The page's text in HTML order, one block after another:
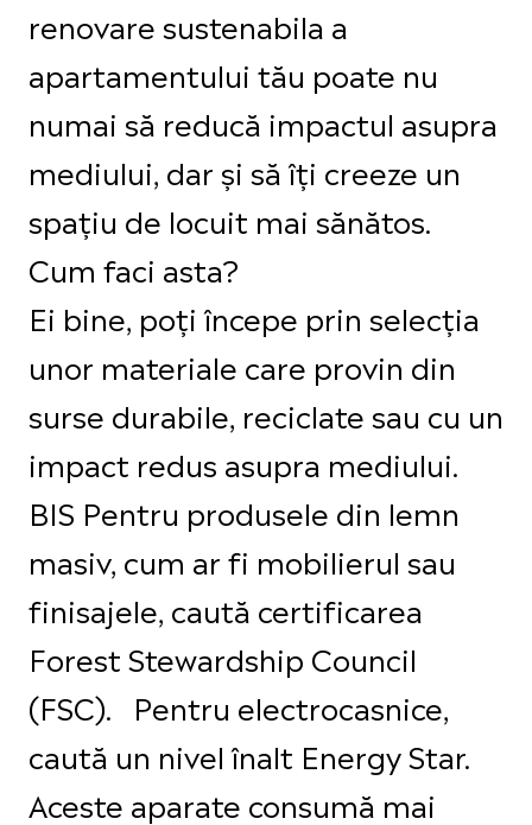
renovare sustenabila a
apartamentului tău poate nu
numai să reducă impactul asupra
mediului, dar și să îți creeze un
spațiu de locuit mai sănătos.
Cum faci asta?
Ei bine, poți începe prin selecția
unor materiale care provin din
surse durabile, reciclate sau cu un
impact redus asupra mediului.
BIS Pentru produsele din lemn
masiv, cum ar fi mobilierul sau
finisajele, caută certificarea
Forest Stewardship Council
(FSC). Pentru electrocasnice,
caută un nivel înalt Energy Star.
Aceste aparate consumă mai